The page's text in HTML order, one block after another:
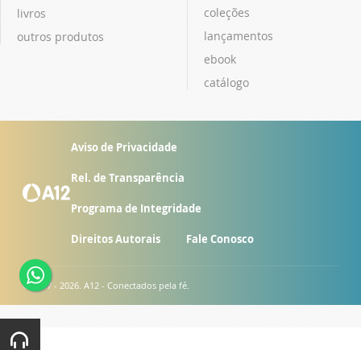
livros
outros produtos
coleções
lançamentos
ebook
catálogo
Aviso de Privacidade
Rel. de Transparência
Programa de Integridade
Direitos Autorais Fale Conosco
© 2007 - 2026. A12 - Conectados pela fé.